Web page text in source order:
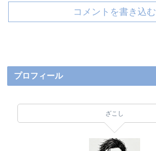
コメントを書き込む
プロフィール
ざこし